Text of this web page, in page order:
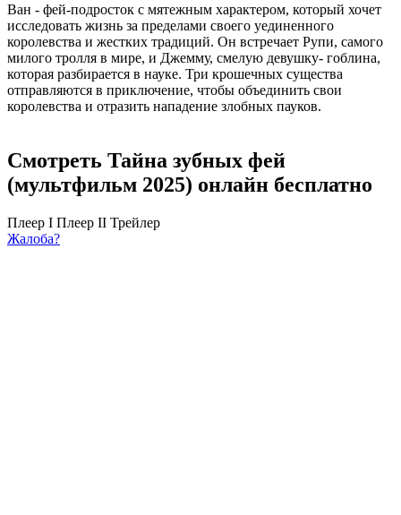
Ван - фей-подросток с мятежным характером, который хочет
исследовать жизнь за пределами своего уединенного
королевства и жестких традиций. Он встречает Рупи, самого
милого тролля в мире, и Джемму, смелую девушку- гоблина,
которая разбирается в науке. Три крошечных существа
отправляются в приключение, чтобы объединить свои
королевства и отразить нападение злобных пауков.
Смотреть Тайна зубных фей
(мультфильм 2025) онлайн бесплатно
Плеер I Плеер II Трейлер
Жалоба?